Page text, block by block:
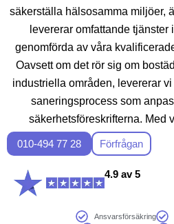
säkerställa hälsosamma miljöer,
levererar omfattande
genomförda av våra
Oavsett om det rör sig om
industriella områden, levererar
saneringsprocess som
säkerhetsföreskrifterna. Med
engagemang för kvalitet, kan du
i god omvårdnad med
rådgivning och en
010-494 77 28 Förfrågan
4.9 av 5
Ansvarsförsäkring